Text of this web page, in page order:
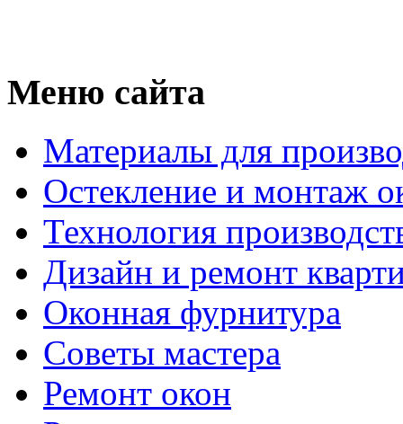
Меню сайта
Материалы для
Остекление и монтаж
Технология
Дизайн и ремонт
Оконная фурнитура
Советы мастера
Ремонт окон